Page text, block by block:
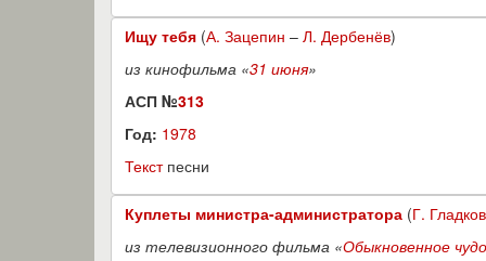
Ищу тебя (А. Зацепин – Л. Дербенёв)
из кинофильма «31 июня»
АСП №313
Год: 1978
Текстпесни
Куплеты министра-администратора (Г. Гладков
из телевизионного фильма «Обыкновенное чудо